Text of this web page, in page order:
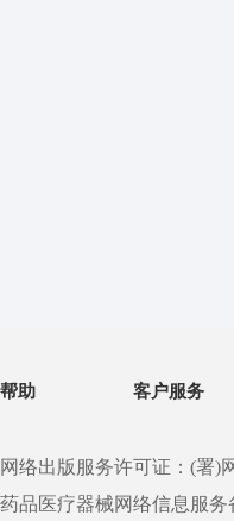
帮助 客户服务
网络出版服务许可证：(署)
药品医疗器械网络信息服务